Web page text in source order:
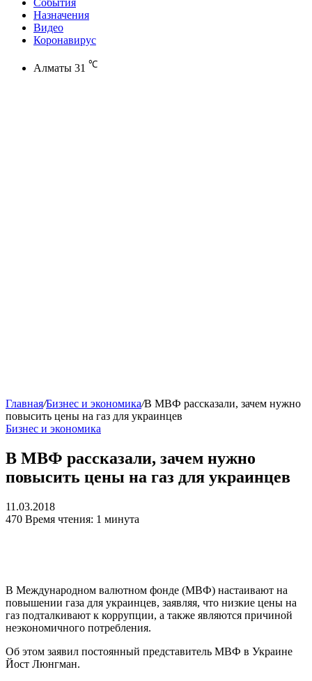
События
Назначения
Видео
Коронавирус
Алматы 31 ℃
Главная/Бизнес и экономика/В МВФ рассказали, зачем нужно
повысить цены на газ для украинцев
Бизнес и экономика
В МВФ рассказали, зачем нужно
повысить цены на газ для украинцев
11.03.2018
470 Время чтения: 1 минута
В Международном валютном фонде (МВФ) настаивают на
повышении газа для украинцев, заявляя, что низкие цены на
газ подталкивают к коррупции, а также являются причиной
неэкономичного потребления.
Об этом заявил постоянный представитель МВФ в Украине
Йост Люнгман.